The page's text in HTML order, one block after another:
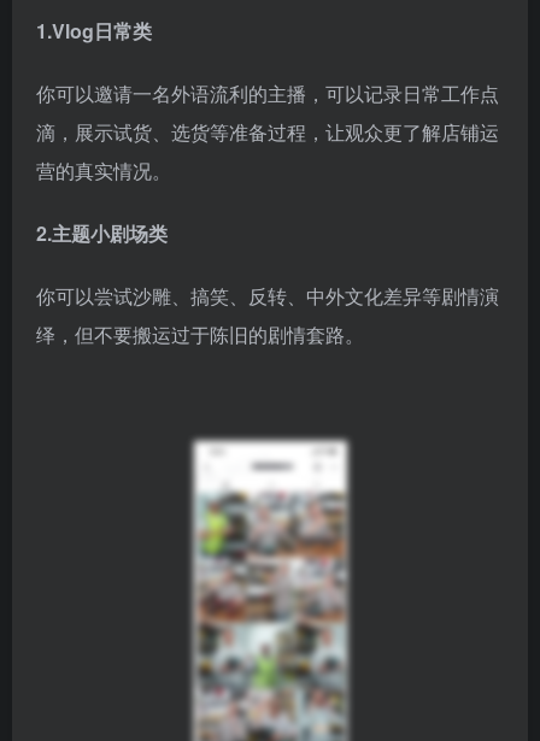
1.Vlog日常类
你可以邀请一名外语流利的主播，可以记录日常工作点
滴，展示试货、选货等准备过程，让观众更了解店铺运
营的真实情况。
2.主题小剧场类
你可以尝试沙雕、搞笑、反转、中外文化差异等剧情演
绎，但不要搬运过于陈旧的剧情套路。